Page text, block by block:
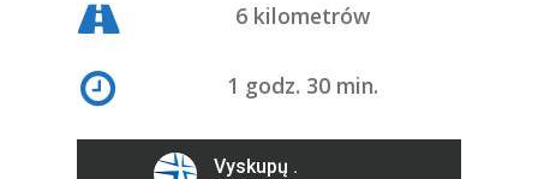
6 kilometrów
1 godz. 30 min.